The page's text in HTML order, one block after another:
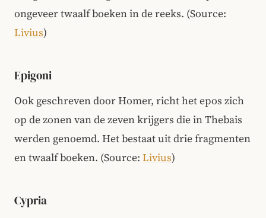
ongeveer twaalf boeken in de reeks. (Source:
Livius)
Epigoni
Ook geschreven door Homer, richt het epos zich
op de zonen van de zeven krijgers die in Thebais
werden genoemd. Het bestaat uit drie fragmenten
en twaalf boeken. (Source: Livius)
Cypria